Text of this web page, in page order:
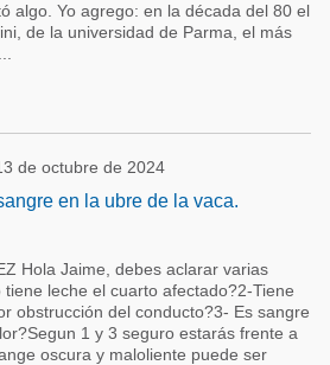
algo. Yo agrego: en la década del 80 el
de la universidad de Parma, el más
de octubre de 2024
en la ubre de la vaca.
Hola Jaime, debes aclarar varias
leche el cuarto afectado?2-Tiene
obstrucción del conducto?3- Es sangre
1 y 3 seguro estarás frente a
oscura y maloliente puede ser